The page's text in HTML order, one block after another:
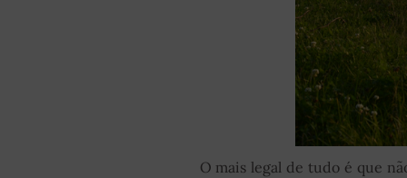
O mais legal de tudo é que